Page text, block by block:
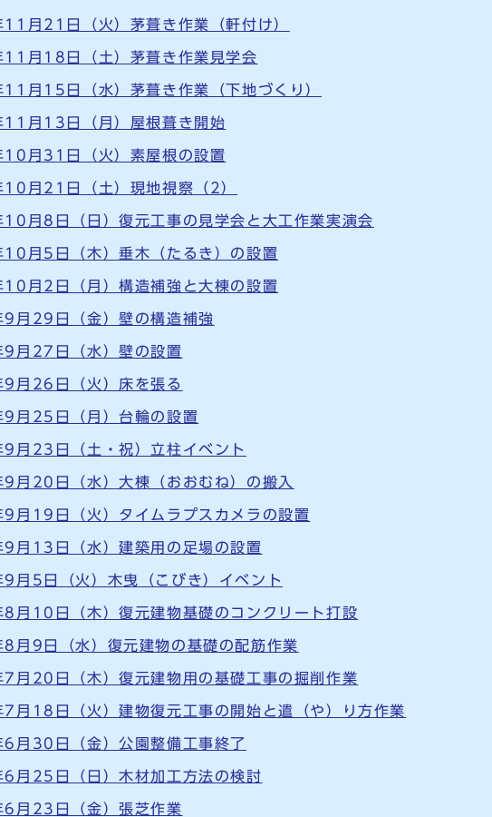
月21日（火）茅葺き作業（軒付け）
11月18日（土）茅葺き作業見学会
月15日（水）茅葺き作業（下地づくり）
11月13日（月）屋根葺き開始
10月31日（火）素屋根の設置
10月21日（土）現地視察（2）
10月8日（日）復元工事の見学会と大工作業実演会
10月5日（木）垂木（たるき）の設置
10月2日（月）構造補強と大棟の設置
9月29日（金）壁の構造補強
9月27日（水）壁の設置
9月26日（火）床を張る
9月25日（月）台輪の設置
9月23日（土・祝）立柱イベント
月20日（水）大棟（おおむね）の搬入
9月19日（火）タイムラプスカメラの設置
9月13日（水）建築用の足場の設置
月5日（火）木曳（こびき）イベント
8月10日（木）復元建物基礎のコンクリート打設
月9日（水）復元建物の基礎の配筋作業
7月20日（木）復元建物用の基礎工事の掘削作業
月18日（火）建物復元工事の開始と遣（や）り方作業
6月30日（金）公園整備工事終了
6月25日（日）木材加工方法の検討
6月23日（金）張芝作業